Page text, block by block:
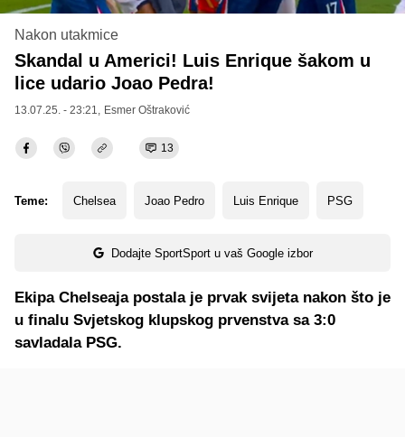
Nakon utakmice
Skandal u Americi! Luis Enrique šakom u
lice udario Joao Pedra!
13.07.25. - 23:21, Esmer Oštraković
13
Teme: Chelsea Joao Pedro Luis Enrique PSG
Dodajte SportSport u vaš Google izbor
Ekipa Chelseaja postala je prvak svijeta nakon što je
u finalu Svjetskog klupskog prvenstva sa 3:0
savladala PSG.